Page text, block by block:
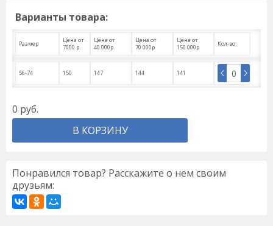
Варианты товара:
Размер
Цена от
7000 р.
Цена от
40 000р
Цена от
70 000р
Цена от
150 000р
Кол-во:
56-74 150 147 144 141
0 руб.
В КОРЗИНУ
Понравился товар? Расскажите о нем своим
друзьям: